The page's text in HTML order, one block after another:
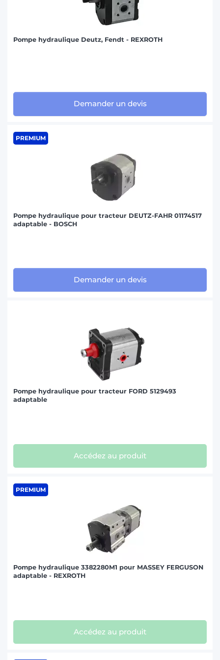
Pompe hydraulique Deutz, Fendt - REXROTH
Demander un devis
PREMIUM
Pompe hydraulique pour tracteur DEUTZ-FAHR 01174517
adaptable - BOSCH
Demander un devis
Pompe hydraulique pour tracteur FORD 5129493
adaptable
Accédez au produit
PREMIUM
Pompe hydraulique 3382280M1 pour MASSEY FERGUSON
adaptable - REXROTH
Accédez au produit